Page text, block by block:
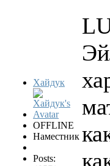
Хайдук
OFFLINE
Наместник
Posts: